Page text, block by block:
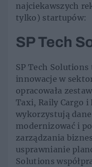
najciekawszych
tylko) startupów:
SP Tech
SP Tech
innowacje w
opracowała
Taxi, Raily Cargo
wykorzystują
modernizować i
zarządzania
usprawnianie
Solutions